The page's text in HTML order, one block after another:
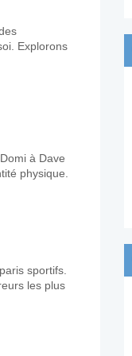
20%.
Explorons
à Dave
physique.
sportifs.
les plus